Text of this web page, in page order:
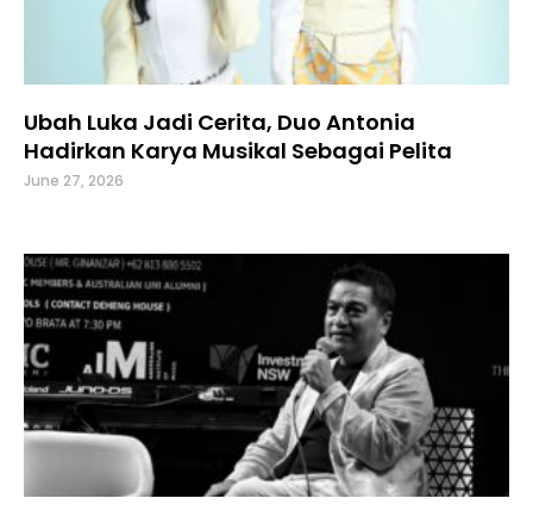
Ubah Luka Jadi Cerita, Duo Antonia
Hadirkan Karya Musikal Sebagai Pelita
June 27, 2026